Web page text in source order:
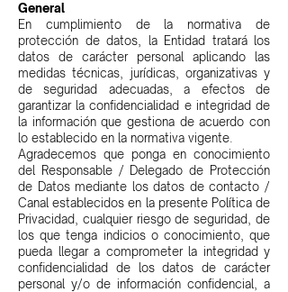
General
En cumplimiento de la normativa de
protección de datos, la Entidad tratará los
datos de carácter personal aplicando las
medidas técnicas, jurídicas, organizativas y
de seguridad adecuadas, a efectos de
garantizar la confidencialidad e integridad de
la información que gestiona de acuerdo con
lo establecido en la normativa vigente.
Agradecemos que ponga en conocimiento
del Responsable / Delegado de Protección
de Datos mediante los datos de contacto /
Canal establecidos en la presente Política de
Privacidad, cualquier riesgo de seguridad, de
los que tenga indicios o conocimiento, que
pueda llegar a comprometer la integridad y
confidencialidad de los datos de carácter
personal y/o de información confidencial, a